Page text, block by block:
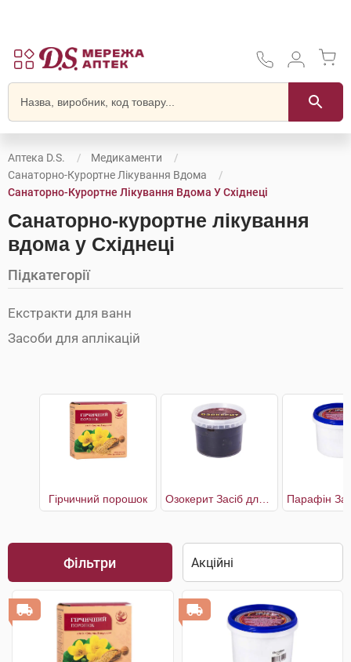
Аптека D.S.
Медикаменти
Санаторно-Курортне Лікування Вдома
Санаторно-Курортне Лікування Вдома У Східнеці
Санаторно-курортне лікування
вдома у Східнеці
Підкатегорії
Екстракти для ванн
Засоби для аплікацій
Гірчичний порошок
Фільтри